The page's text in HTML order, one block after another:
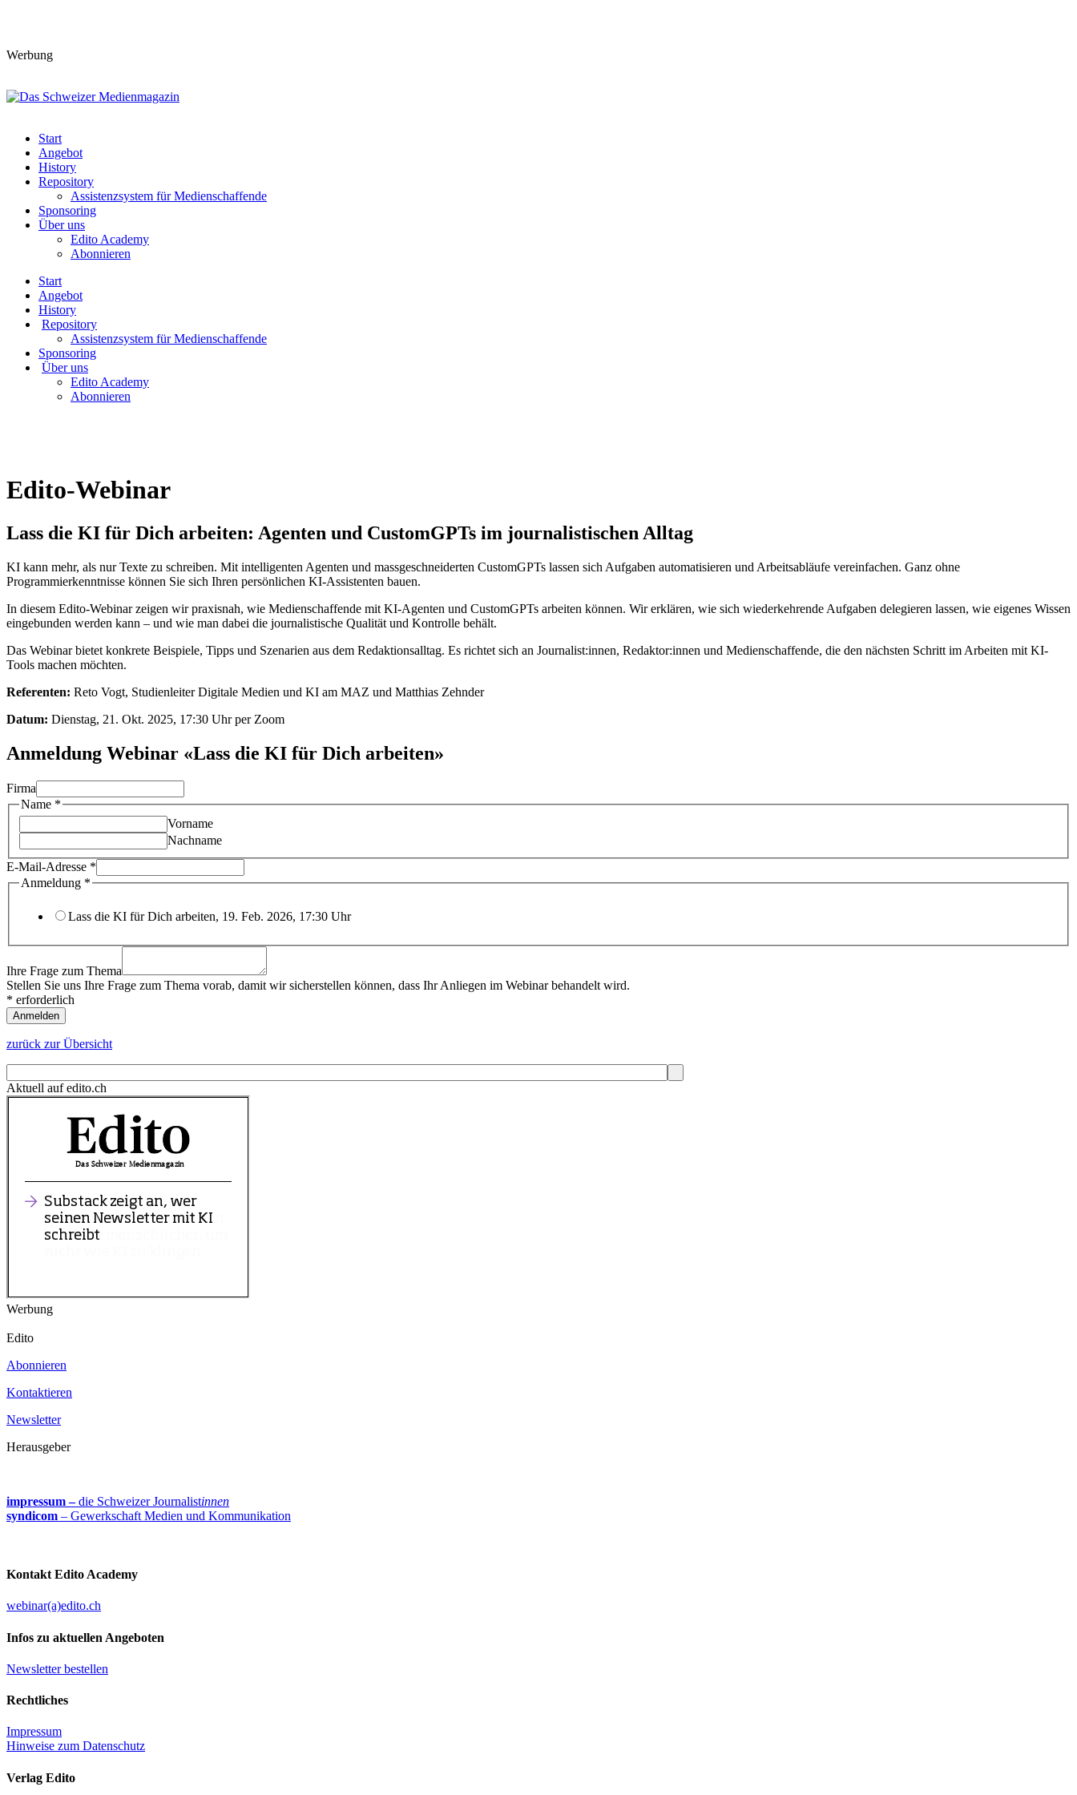
Werbung
Start
Angebot
History
Repository
Assistenzsystem für Medienschaffende
Sponsoring
Über uns
Edito Academy
Abonnieren
Start
Angebot
History
Repository
Assistenzsystem für Medienschaffende
Sponsoring
Über uns
Edito Academy
Abonnieren
Edito-Webinar
Lass die KI für Dich arbeiten: Agenten und CustomGPTs im journalistischen Alltag
KI kann mehr, als nur Texte zu schreiben. Mit intelligenten Agenten und massgeschneiderten CustomGPTs lassen sich Aufgaben automatisieren und Arbeitsabläufe vereinfachen. Ganz ohne
Programmierkenntnisse können Sie sich Ihren persönlichen KI-Assistenten bauen.
In diesem Edito-Webinar zeigen wir praxisnah, wie Medienschaffende mit KI-Agenten und CustomGPTs arbeiten können. Wir erklären, wie sich wiederkehrende Aufgaben delegieren lassen, wie eigenes Wissen
eingebunden werden kann – und wie man dabei die journalistische Qualität und Kontrolle behält.
Das Webinar bietet konkrete Beispiele, Tipps und Szenarien aus dem Redaktionsalltag. Es richtet sich an Journalist:innen, Redaktor:innen und Medienschaffende, die den nächsten Schritt im Arbeiten mit KI-
Tools machen möchten.
Referenten: Reto Vogt, Studienleiter Digitale Medien und KI am MAZ und Matthias Zehnder
Datum: Dienstag, 21. Okt. 2025, 17:30 Uhr per Zoom
Anmeldung Webinar «Lass die KI für Dich arbeiten»
Firma
Name *
Vorname
Nachname
E-Mail-Adresse *
Anmeldung *
Lass die KI für Dich arbeiten, 19. Feb. 2026, 17:30 Uhr
Ihre Frage zum Thema
Stellen Sie uns Ihre Frage zum Thema vorab, damit wir sicherstellen können, dass Ihr Anliegen im Webinar behandelt wird.
* erforderlich
Anmelden
zurück zur Übersicht
Aktuell auf edito.ch
Werbung
Edito
Abonnieren
Kontaktieren
Newsletter
Herausgeber
impressum –die Schweizer Journalistinnen
syndicom – Gewerkschaft Medien und Kommunikation
Kontakt Edito Academy
webinar(a)edito.ch
Infos zu aktuellen Angeboten
Newsletter bestellen
Rechtliches
Impressum
Hinweise zum Datenschutz
Verlag Edito